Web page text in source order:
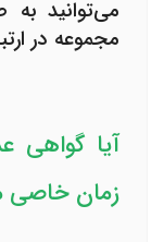
می‌توانید به
مجموعه در
آیا گواهی
زمان خاصی